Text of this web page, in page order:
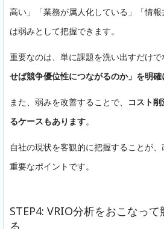
高い」「業務が属人化している」「情
は弱みとして把握できます。
重要なのは、単に課題を洗い出すだけで
せば競争優位性につながるのか」を明確
また、弱みを改善することで、
コスト
るケースもあります。
自社の現状を客観的に把握することが
重要なポイントです。
STEP4: VRIO分析をおこなっ